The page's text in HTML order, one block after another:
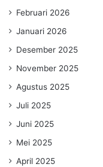
Februari 2026
Januari 2026
Desember 2025
November 2025
Agustus 2025
Juli 2025
Juni 2025
Mei 2025
April 2025